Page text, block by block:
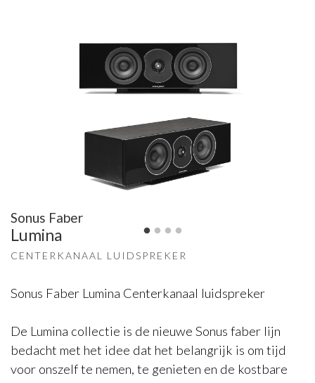
Sonus Faber
Lumina
CENTERKANAAL LUIDSPREKER
Sonus Faber Lumina Centerkanaal luidspreker
De Lumina collectie is de nieuwe Sonus faber lijn
bedacht met het idee dat het belangrijk is om tijd
voor onszelf te nemen, te genieten en de kostbare